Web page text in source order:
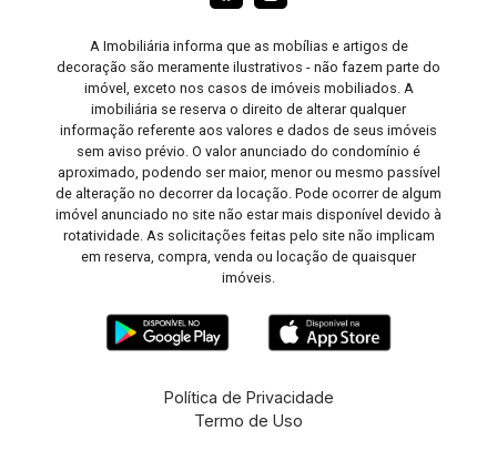
A Imobiliária informa que as mobílias e artigos de
decoração são meramente ilustrativos - não fazem parte do
imóvel, exceto nos casos de imóveis mobiliados. A
imobiliária se reserva o direito de alterar qualquer
informação referente aos valores e dados de seus imóveis
sem aviso prévio. O valor anunciado do condomínio é
aproximado, podendo ser maior, menor ou mesmo passível
de alteração no decorrer da locação. Pode ocorrer de algum
imóvel anunciado no site não estar mais disponível devido à
rotatividade. As solicitações feitas pelo site não implicam
em reserva, compra, venda ou locação de quaisquer
imóveis.
Política de Privacidade
Termo de Uso